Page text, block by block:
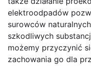
elektroodpadów
surowców
szkodliwych
możemy przyczynić
zachowania go dla